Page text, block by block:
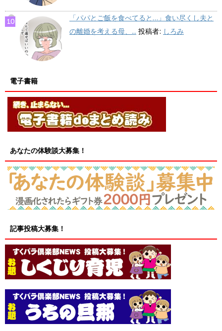
「パパとご飯を食べてると…」食い尽くし夫と
の離婚を考える母、... 投稿者: しろみ
電子書籍
あなたの体験談大募集！
記事投稿大募集！